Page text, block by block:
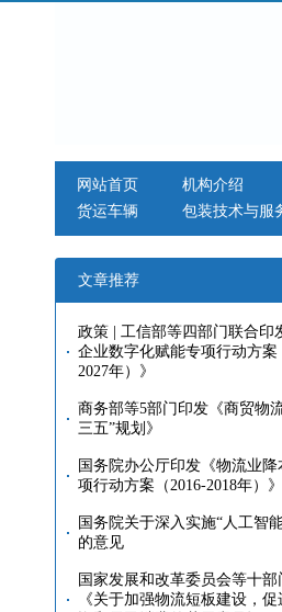
网站首页 机构介绍
货运车辆
包装技术与服
文章推荐
政策 | 工信部等四部门联合印
企业数字化赋能专项行动方
2027年）》
商务部等5部门印发《商贸物
三五”规划》
国务院办公厅印发《物流业降
项行动方案（2016-2018年）》
国务院关于深入实施“人工智
的意见
国家发展和改革委员会等十部
《关于加强物流短板建设，